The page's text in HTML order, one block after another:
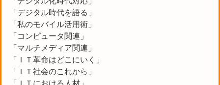
「デジタル時代を語る」
「私のモバイル活用術」
「コンピュータ関連」
「マルチメディア関連」
「ＩＴ革命はどこにいく」
「ＩＴ社会のこれから」
「ＩＴにおける人材」